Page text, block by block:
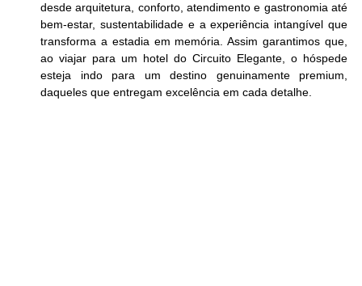
desde arquitetura, conforto, atendimento e gastronomia até
bem-estar, sustentabilidade e a experiência intangível que
transforma a estadia em memória. Assim garantimos que,
ao viajar para um hotel do Circuito Elegante, o hóspede
esteja indo para um destino genuinamente premium,
daqueles que entregam excelência em cada detalhe.